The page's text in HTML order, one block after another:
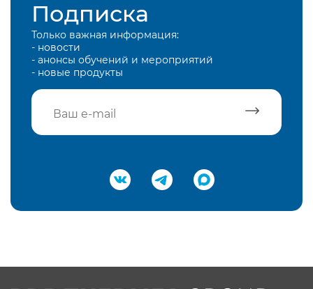
Подписка
Только важная информация:
- новости
- анонсы обучений и мероприятий
- новые продукты
Подтвердить e-mail